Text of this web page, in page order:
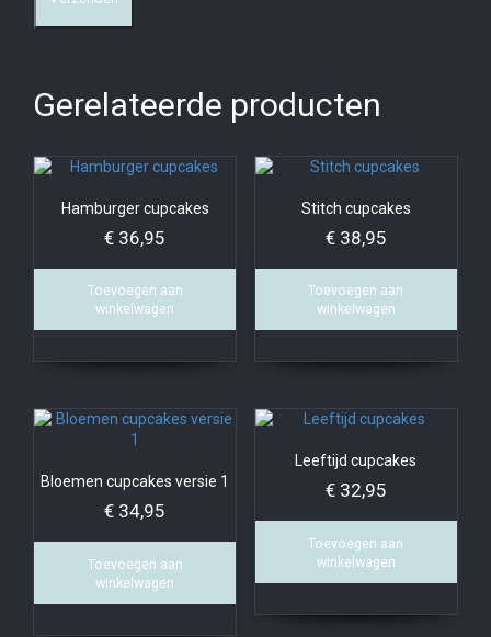
Gerelateerde producten
Hamburger cupcakes
€ 36,95
Toevoegen aan
winkelwagen
Stitch cupcakes
€38,95
Toevoegen aan
winkelwagen
Bloemen cupcakes versie 1
€ 34,95
Toevoegen aan
winkelwagen
Leeftijd cupcakes
€32,95
Toevoegen aan
winkelwagen